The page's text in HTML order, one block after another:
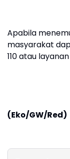
Apabila
masyarakat
110 atau
(Eko/GW/Red)